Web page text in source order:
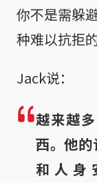
你不是需躲
种难以抗拒
Jack说：
越来越
西。他
和人身